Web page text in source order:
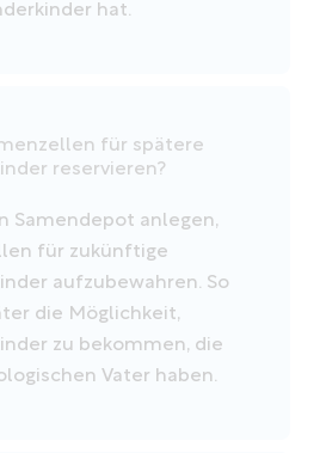
hat.
für spätere
reservieren?
Samendepot anlegen,
für zukünftige
aufzubewahren. So
die Möglichkeit,
zu bekommen, die
Vater haben.